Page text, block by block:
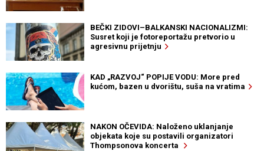
BEČKI ZIDOVI–BALKANSKI NACIONALIZMI:
Susret koji je fotoreportažu pretvorio u
agresivnu prijetnju
KAD „RAZVOJ“ POPIJE VODU: More pred
kućom, bazen u dvorištu, suša na vratima
NAKON OČEVIDA: Naloženo uklanjanje
objekata koje su postavili organizatori
Thompsonova koncerta